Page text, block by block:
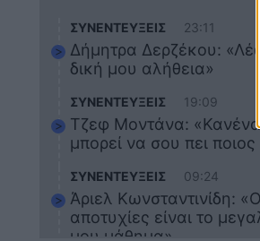
23:11
ΣΥΝΕΝΤΕΥΞΕΙΣ
Δήμητρα Δερζέκου:
δική μου αλήθεια»
19:09
ΣΥΝΕΝΤΕΥΞΕΙΣ
Τζεφ Μοντάνα:
μπορεί να σου πει ποιος
09:24
ΣΥΝΕΝΤΕΥΞΕΙΣ
Άριελ Κωνσταντινίδη:
αποτυχίες είναι το
μου μάθημα»